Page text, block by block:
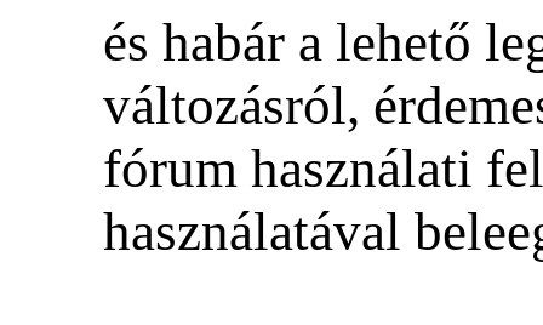
és habár a lehető
változásról,
fórum használati
használatával